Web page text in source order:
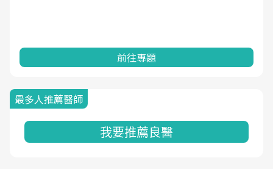
前往專題
最多人推薦醫師
我要推薦良醫